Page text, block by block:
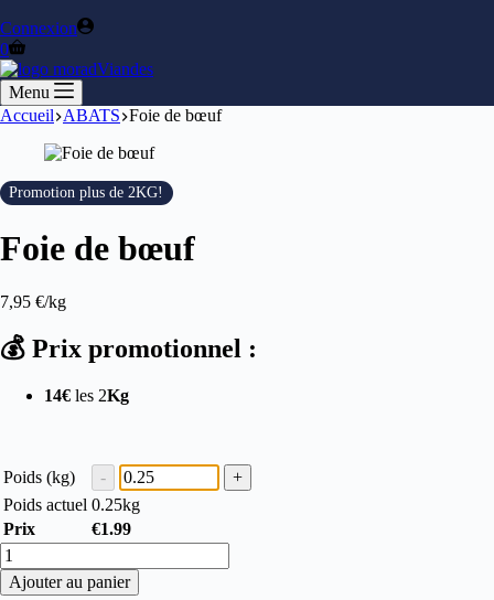
Connexion
0
Menu
Accueil ABATS Foie de bœuf
Promotion plus de 2KG!
Foie de bœuf
7,95 €/kg
💰 Prix promotionnel :
14€ les 2Kg
Poids (kg)
Poids actuel 0.25kg
Prix
€1.99
Ajouter au panier